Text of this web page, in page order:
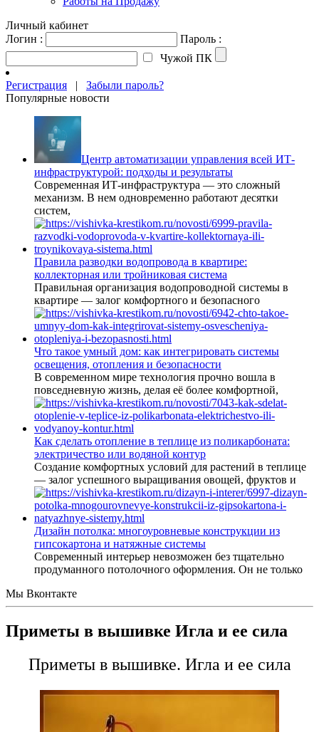
Личный кабинет
Логин :
Пароль :
Чужой ПК
Регистрация | Забыли пароль?
Популярные новости
Центр автоматизации управления всей ИТ-
инфраструктурой: подходы и результаты
Современная ИТ-инфраструктура — это сложный
механизм. В нем одновременно работают десятки
систем,
Правила разводки водопровода в квартире:
коллекторная или тройниковая система
Правильная организация водопроводной системы в
квартире — залог комфортного и безопасного
Что такое умный дом: как интегрировать системы
освещения, отопления и безопасности
В современном мире технология прочно вошла в
повседневную жизнь, делая её более комфортной,
Как сделать отопление в теплице из поликарбоната:
электричество или водяной контур
Создание комфортных условий для растений в теплице
— залог успешного выращивания овощей, фруктов и
Дизайн потолка: многоуровневые конструкции из
гипсокартона и натяжные системы
Современный интерьер невозможен без тщательно
продуманного потолочного оформления. Он не только
Мы Вконтакте
Приметы в вышивке Игла и ее сила
Приметы в вышивке. Игла и ее сила